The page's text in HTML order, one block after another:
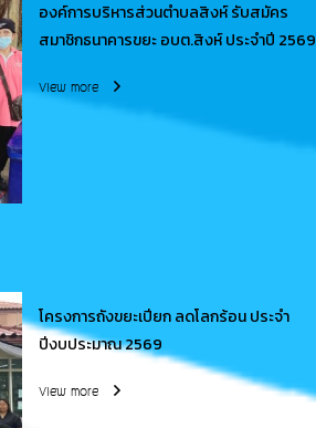
องค์การบริหารส่วนตำบลสิงห์ รับสมัคร
สมาชิกธนาคารขยะ อบต.สิงห์ ประจำปี 2569
องค์การบริหารส่วนตำบลสิงห์ ในวันเวลา
ราชการ 08.30-16.30 น.
View more
โครงการถังขยะเปียก ลดโลกร้อน ประจำ
ปีงบประมาณ 2569
View more